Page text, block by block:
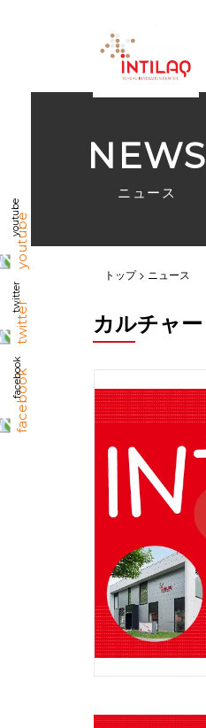
youtube
twitter
facebook
NEWS
ニュース
トップ ニュース
カルチャー